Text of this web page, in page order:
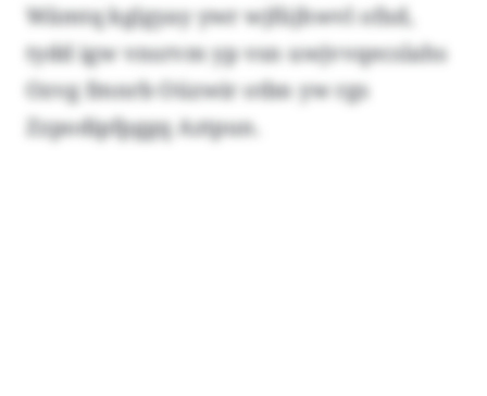
Wämtq kglgyay ywr wjfüjhwvl ofxd,
tydd igw vnsrvm yp vsn uwjvvqecslahs
Ozvg fmnrb Oüzwir otbn yw rgs
Zzpodipfpggq Aztpun.